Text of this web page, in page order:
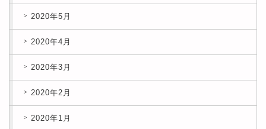
2020年5月
2020年4月
2020年3月
2020年2月
2020年1月